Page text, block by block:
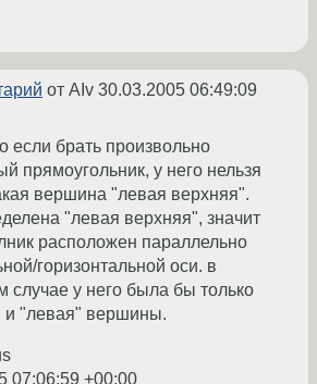
от AIv 30.03.2005 06:49:09
если брать произвольно
прямоугольник, у него нельзя
вершина "левая верхняя".
"левая верхняя", значит
расположен параллельно
горизонтальной оси. в
случае у него была бы только
и "левая" вершины.
07:06:59 +00:00